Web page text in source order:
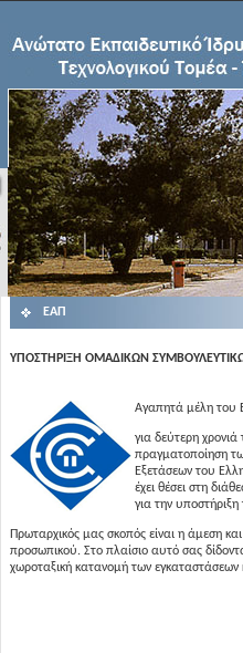
ΕΑΠ
ΥΠΟΣΤΗΡΙΞΗ ΟΜΑΔΙΚΩΝ
Αγαπητά μέλη του
για δεύτερη χρονιά
πραγματοποίηση
Εξετάσεων του
έχει θέσει στη
για την
Πρωταρχικός μας σκοπός είναι η άμεση
προσωπικού. Στο πλαίσιο αυτό σας
χωροταξική κατανομή των